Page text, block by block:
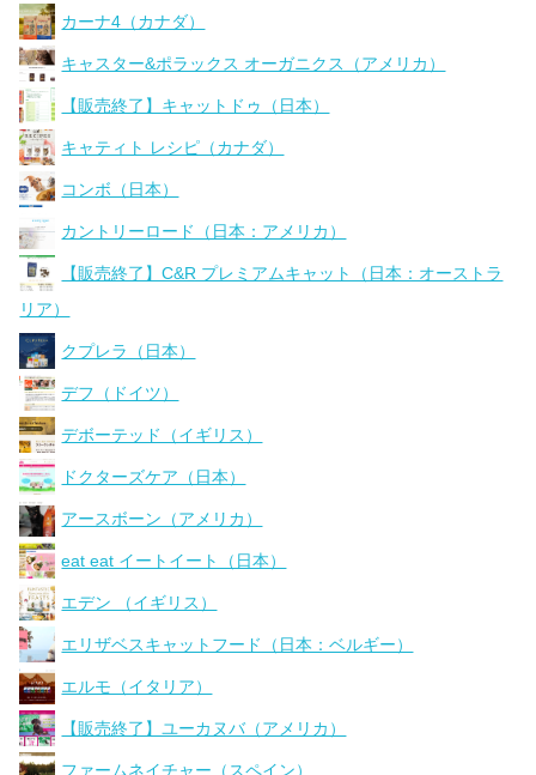
カーナ4（カナダ）
キャスター&ポラックス オーガニクス（アメリカ）
【販売終了】キャットドゥ（日本）
キャティト レシピ（カナダ）
コンボ（日本）
カントリーロード（日本：アメリカ）
【販売終了】C&R プレミアムキャット（日本：オーストラ
リア）
クプレラ（日本）
デフ（ドイツ）
デボーテッド（イギリス）
ドクターズケア（日本）
アースボーン（アメリカ）
eat eat イートイート（日本）
エデン （イギリス）
エリザベスキャットフード（日本：ベルギー）
エルモ（イタリア）
【販売終了】ユーカヌバ（アメリカ）
ファームネイチャー（スペイン）